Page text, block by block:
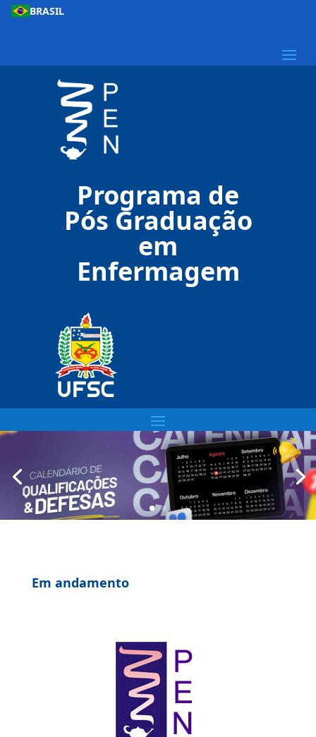
BRASIL
Programa de
Pós Graduação
em
Enfermagem
Em andamento